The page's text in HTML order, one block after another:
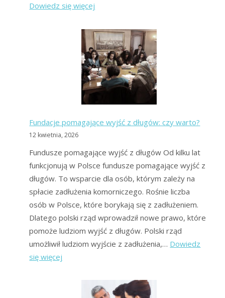
Dowiedz się więcej
bez
baz
–
polecane
na
Fundacje pomagające wyjść z długów: czy warto?
12 kwietnia, 2026
Fundusze pomagające wyjść z długów Od kilku lat
funkcjonują w Polsce fundusze pomagające wyjść z
długów. To wsparcie dla osób, którym zależy na
spłacie zadłużenia komorniczego. Rośnie liczba
osób w Polsce, które borykają się z zadłużeniem.
Dlatego polski rząd wprowadził nowe prawo, które
pomoże ludziom wyjść z długów. Polski rząd
umożliwił ludziom wyjście z zadłużenia,… Dowiedz
się więcej
pomagające